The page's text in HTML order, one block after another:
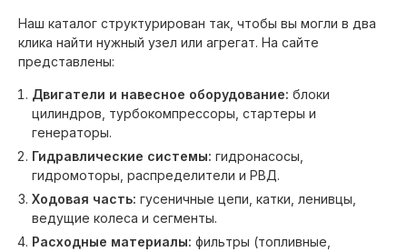
Наш каталог структурирован так, чтобы вы могли в два
клика найти нужный узел или агрегат. На сайте
представлены:
Двигатели и навесное оборудование: блоки
цилиндров, турбокомпрессоры, стартеры и
генераторы.
Гидравлические системы: гидронасосы,
гидромоторы, распределители и РВД.
Ходовая часть: гусеничные цепи, катки, ленивцы,
ведущие колеса и сегменты.
Расходные материалы: фильтры (топливные,